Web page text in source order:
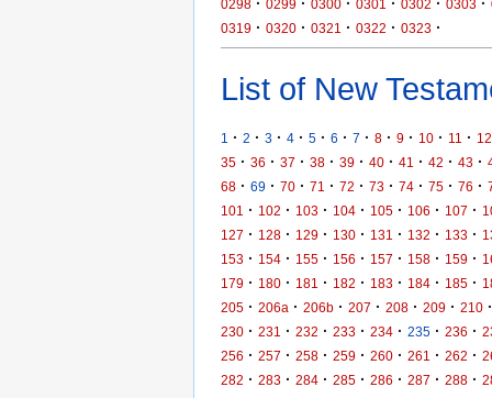
0298
0299 0300 0301 0302 0303
0319 · 0320 · 0321 · 0322 · 0323 ·
List of New
1 · 2 · 3 · 4 · 5 · 6 · 7 · 8 · 9 · 10 · 11 · 12
35 · 36 · 37 · 38 · 39 · 40 · 41 · 42 · 43 ·
68 · 69 · 70 · 71 · 72 · 73 · 74 · 75 · 76 ·
101
· 102 · 103 · 104 · 105 · 106 · 107 ·
127 · 128 · 129 · 130 · 131 · 132 · 133 ·
153 · 154 · 155 · 156 · 157 · 158 · 159 ·
179 · 180 · 181 · 182 · 183 · 184 · 185 ·
205 · 206a · 206b · 207 · 208 · 209 · 210 ·
230 · 231 · 232 · 233 · 234 · 235 · 236 ·
256 · 257 · 258 · 259 · 260 · 261 · 262 ·
282 · 283 · 284 · 285 · 286 · 287 · 288 ·